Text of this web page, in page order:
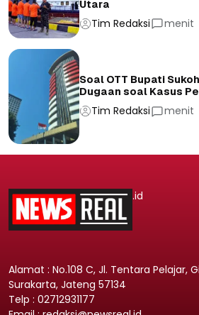
Utara
Tim Redaksi menit
Soal OTT Bupati
Dugaan soal Kasus
Tim Redaksi menit
.id
Alamat : No.108 C, Jl. Tentara Pelajar,
Surakarta, Jateng 57134
Telp : 02712931177